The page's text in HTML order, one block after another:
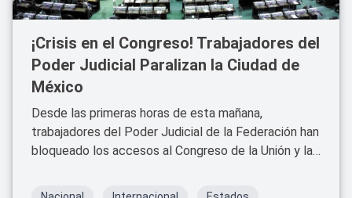
¡Crisis en el Congreso! Trabajadores del
Poder Judicial Paralizan la Ciudad de
México
Desde las primeras horas de esta mañana,
trabajadores del Poder Judicial de la Federación han
bloqueado los accesos al Congreso de la Unión y la
manifestación tiene como objetivo frenar la sesión